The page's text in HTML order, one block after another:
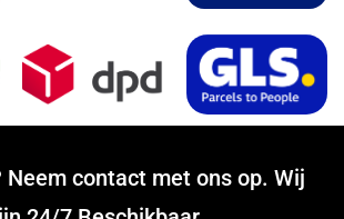
Neem contact met ons op. Wij